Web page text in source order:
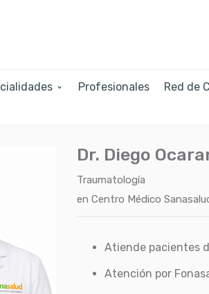
Profesionales Red de
Dr. Diego
Traumatología
en Centro Médico
Atiende pacientes
Atención por